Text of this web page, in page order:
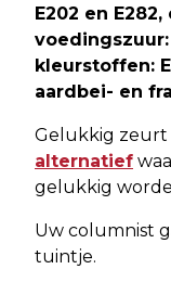
E202 en
kleurstoffen:
aardbei- en
Gelukkig zeurt
alternatief
gelukkig
Uw columnist
tuintje.